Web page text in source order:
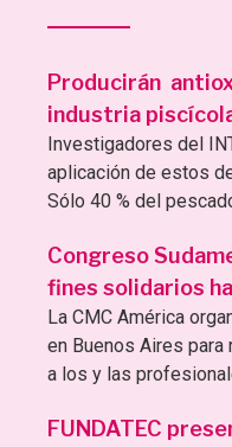
Producirán
industria
Investigadores del
aplicación de estos
Sólo 40 % del
Congreso
fines solidarios
La CMC América
en Buenos Aires para
a los y las
FUNDATEC